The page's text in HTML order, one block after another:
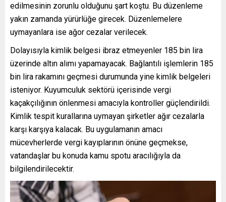
edilmesinin zorunlu olduğunu şart koştu. Bu düzenleme
yakın zamanda yürürlüğe girecek. Düzenlemelere
uymayanlara ise ağor cezalar verilecek.
Dolayısıyla kimlik belgesi ibraz etmeyenler 185 bin lira
üzerinde altın alımı yapamayacak. Bağlantılı işlemlerin 185
bin lira rakamını geçmesi durumunda yine kimlik belgeleri
isteniyor. Kuyumculuk sektörü içerisinde vergi
kaçakçılığının önlenmesi amacıyla kontroller güçlendirildi.
Kimlik tespit kurallarına uymayan şirketler ağır cezalarla
karşı karşıya kalacak. Bu uygulamanın amacı
mücevherlerde vergi kayıplarının önüne geçmekse,
vatandaşlar bu konuda kamu spotu aracılığıyla da
bilgilendirilecektir.